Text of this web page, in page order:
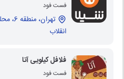
فست فود
انقلاب
فلافل کیلویی آتا
فست فود